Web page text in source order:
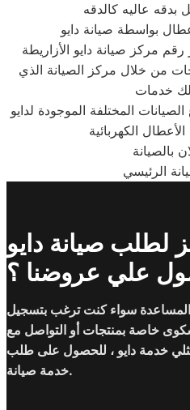
بدقه عاليه كالدقه
بواسطة صيانة دايو
مركز صيانة دايو الأزاريطة
من خلال مركز الصيانة الذي
المختلفة الموجودة لدايو
بالصيانة
الرئيسي
لطلب صيانة دايو
علي عروضنا ؟
المساعدة سواء كنت ترغب بتسجيل
خاصة بمنتجات أو التواصل مع
خدمة دايو ، للحصول على طلب
خدمة صيانة.